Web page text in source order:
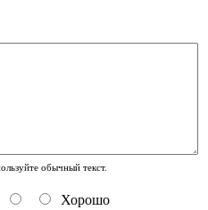
обычный текст.
Хорошо